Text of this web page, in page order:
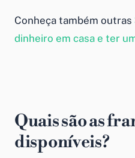
Conheça também outras
dinheiro em casa e ter
Quais são as
disponíveis?